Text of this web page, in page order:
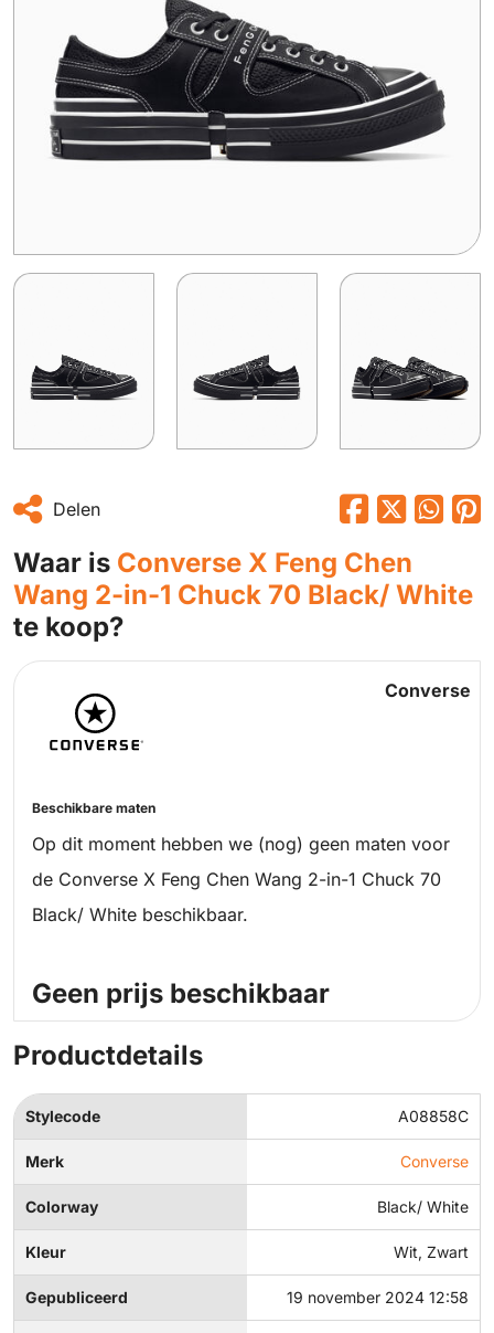
Delen
Waar is Converse X Feng Chen
Wang 2-in-1 Chuck 70 Black/ White
te koop?
Converse
Beschikbare maten
Op dit moment hebben we (nog) geen maten voor
de Converse X Feng Chen Wang 2-in-1 Chuck 70
Black/ White beschikbaar.
Geen prijs beschikbaar
Productdetails
Stylecode A08858C
Merk Converse
Colorway Black/ White
Kleur Wit, Zwart
Gepubliceerd 19 november 2024 12:58